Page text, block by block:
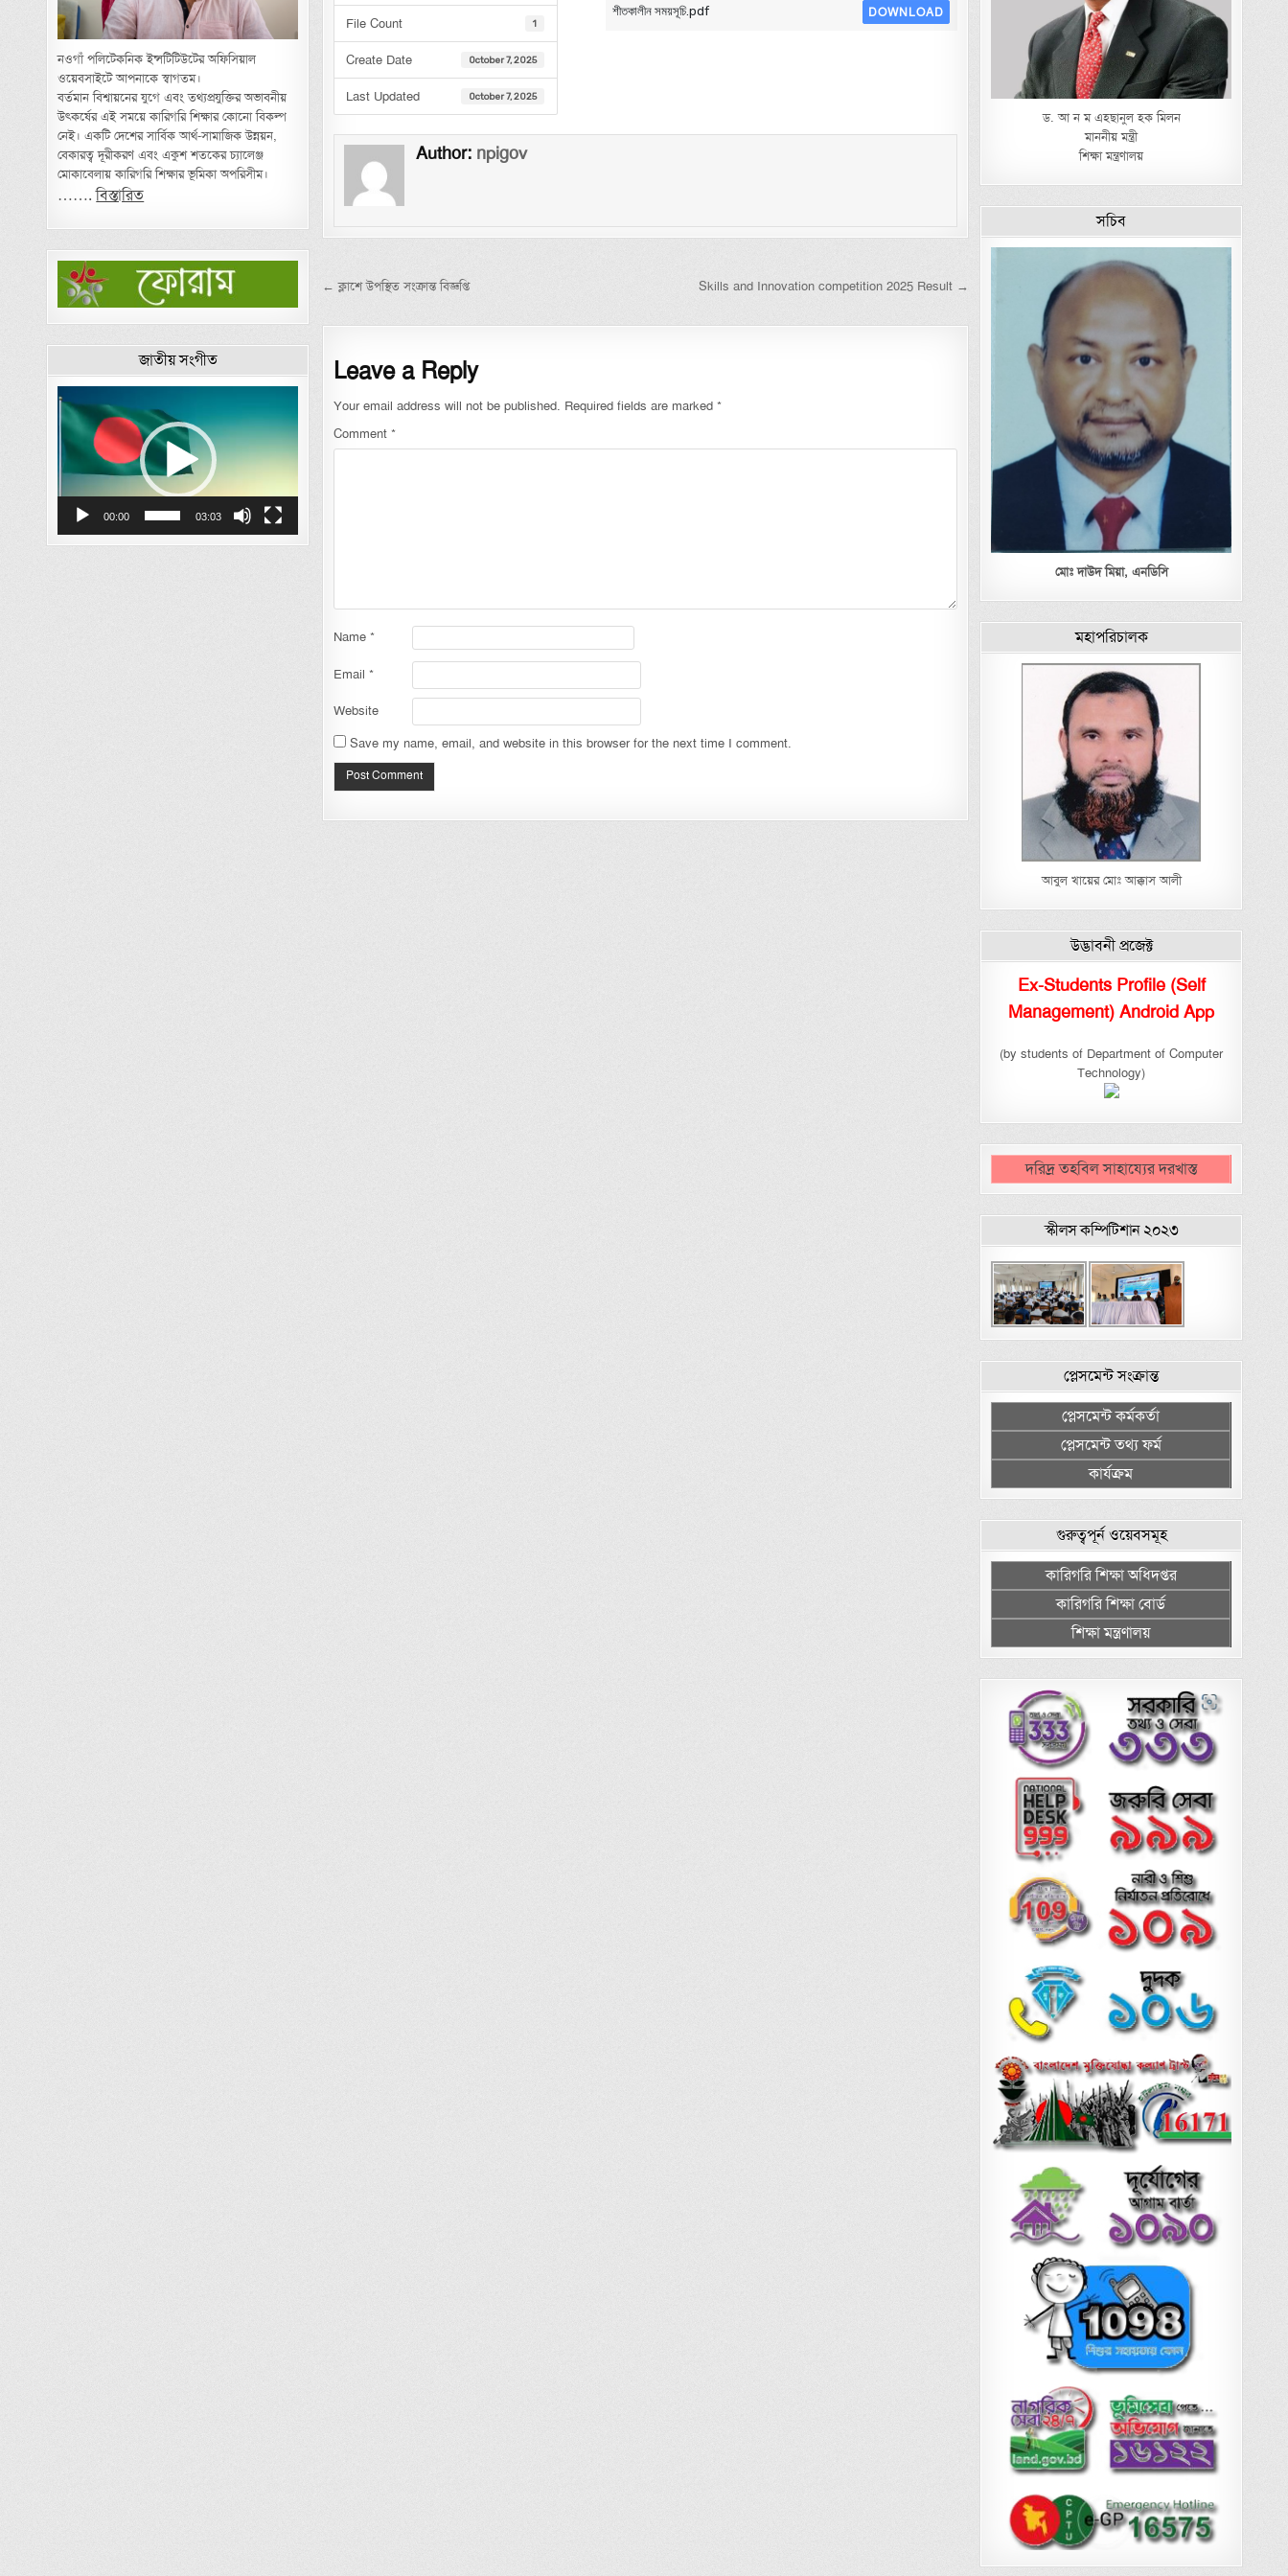
File Count 1
Create Date October 7, 2025
Last Updated October 7, 2025
শীতকালীন সময়সূচি.pdf DOWNLOAD
Author: npigov
Post navigation Skills and Innovation competition 2025 Result →
← ক্লাশে উপস্থিত সংক্রান্ত বিজ্ঞপ্তি
Leave a Reply
Your email address will not be published. Required fields are marked *
Comment *
Name *
Email *
Website
Save my name, email, and website in this browser for the next time I comment.
নওগাঁ পলিটেকনিক ইন্সটিটিউটের অফিসিয়াল
ওয়েবসাইটে আপনাকে স্বাগতম।
বর্তমান বিশ্বায়নের যুগে এবং তথ্যপ্রযুক্তির অভাবনীয়
উৎকর্ষের এই সময়ে কারিগরি শিক্ষার কোনো বিকল্প
নেই। একটি দেশের সার্বিক আর্থ-সামাজিক উন্নয়ন,
বেকারত্ব দূরীকরণ এবং একুশ শতকের চ্যালেঞ্জ
মোকাবেলায় কারিগরি শিক্ষার ভূমিকা অপরিসীম।
…….বিস্তারিত
জাতীয় সংগীত
Video
Player
00:00 03:03
ড. আ ন ম এহছানুল হক মিলন
মাননীয় মন্ত্রী
শিক্ষা মন্ত্রণালয়
সচিব
মোঃ দাউদ মিয়া, এনডিসি
মহাপরিচালক
আবুল খায়ের মোঃ আক্কাস আলী
উদ্ভাবনী প্রজেক্ট
Ex-Students Profile (Self
Management) Android App
(by students of Department of Computer
Technology)
দরিদ্র তহবিল সাহায্যের দরখাস্ত
স্কীলস কম্পিটিশান ২০২৩
প্লেসমেন্ট সংক্রান্ত
প্লেসমেন্ট কর্মকর্তা
প্লেসমেন্ট তথ্য ফর্ম
কার্যক্রম
গুরুত্বপূর্ন ওয়েবসমূহ
কারিগরি শিক্ষা অধিদপ্তর
কারিগরি শিক্ষা বোর্ড
শিক্ষা মন্ত্রণালয়